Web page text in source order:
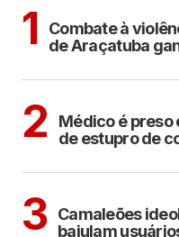
1
Combate à
de Araçatuba
2
Médico é preso
de estupro de
3 Camaleões
bajulam